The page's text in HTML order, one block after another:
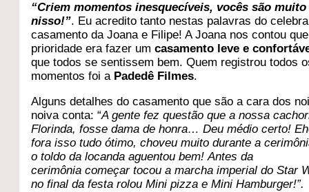
“Criem momentos inesquecíveis, vocês são
nisso!”. Eu acredito tanto nestas palavras do
casamento da Joana e Filipe! A Joana nos contou
prioridade era fazer umcasamento leve e
que todos se sentissem bem. Quem registrou todos
momentos foi a Padedê Filmes.
Alguns detalhes do casamento que são a cara dos
noiva conta: “A gente fez questão que a nossa
Florinda, fosse dama de honra… Deu médio certo!
fora isso tudo ótimo, choveu muito durante a
o toldo da locanda aguentou bem! Antes da
cerimônia começar tocou a marcha imperial do Star
no final da festa rolou Mini pizza e Mini Hamburger!”.